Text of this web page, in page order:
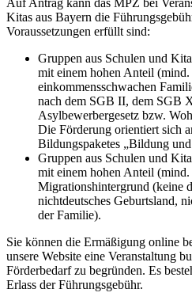
Auf Antrag kann das MPZ bei
Kitas aus Bayern die
Voraussetzungen erfüllt sind:
Gruppen aus Schulen und
mit einem hohen Anteil
einkommensschwachen
nach dem SGB II, dem SGB
Asylbewerbergesetz bzw.
Die Förderung orientiert sich
Bildungspaketes „Bildung
Gruppen aus Schulen und
mit einem hohen Anteil
Migrationshintergrund (keine
nichtdeutsches Geburtsland,
der Familie).
Sie können die Ermäßigung online
unsere Website eine Veranstaltung
Förderbedarf zu begründen. Es
Erlass der Führungsgebühr.